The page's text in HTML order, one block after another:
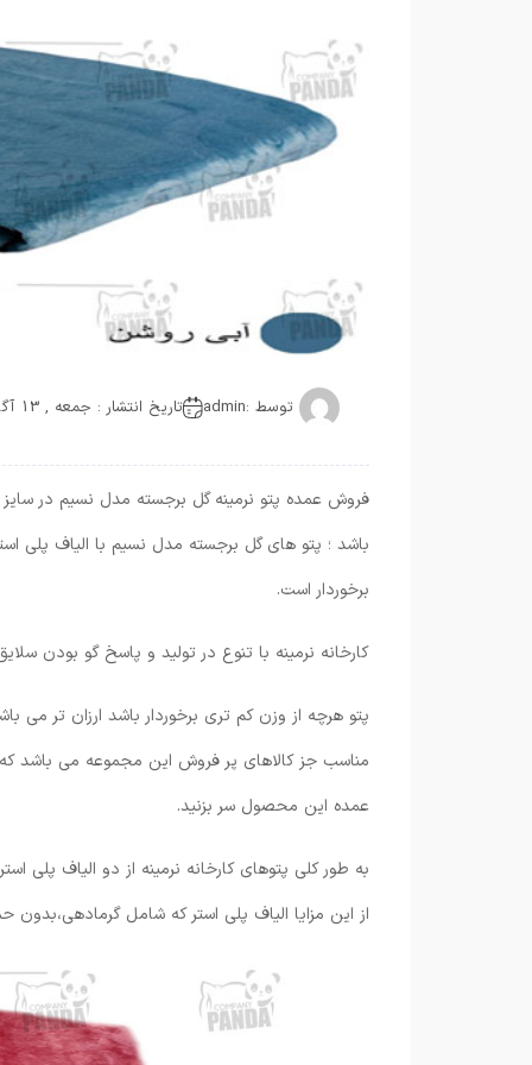
توسط :admin تاریخ انتشار : جمعه , 13 آگوست 2021
فروش عمده پتو نرمینه گل برجسته مدل نسیم در
باشد ؛ پتو های گل برجسته مدل نسیم با الیاف پلی
برخوردار است.
کارخانه نرمینه با تنوع در تولید و پاسخ گو بودن
پتو هرچه از وزن کم تری برخوردار باشد ارزان تر می
مناسب جز کالاهای پر فروش این مجموعه می باشد
عمده این محصول سر بزنید.
به طور کلی پتوهای کارخانه نرمینه از دو الیاف
از این مزایا الیاف پلی استر که شامل